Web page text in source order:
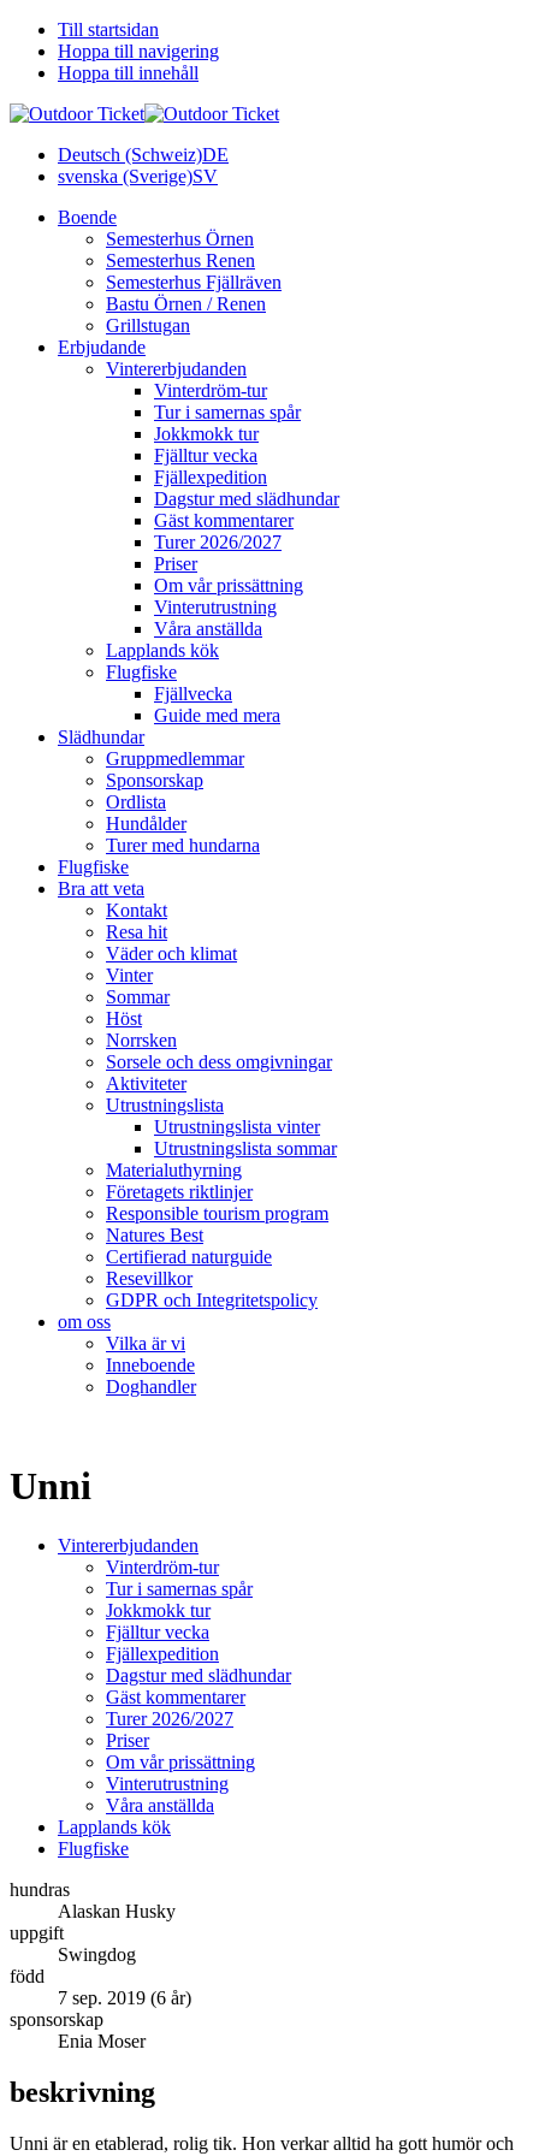
Till startsidan
Hoppa till navigering
Hoppa till innehåll
Deutsch (Schweiz)DE
svenska (Sverige)SV
Boende
Semesterhus Örnen
Semesterhus Renen
Semesterhus Fjällräven
Bastu Örnen / Renen
Grillstugan
Erbjudande
Vintererbjudanden
Vinterdröm-tur
Tur i samernas spår
Jokkmokk tur
Fjälltur vecka
Fjällexpedition
Dagstur med slädhundar
Gäst kommentarer
Turer 2026/2027
Priser
Om vår prissättning
Vinterutrustning
Våra anställda
Lapplands kök
Flugfiske
Fjällvecka
Guide med mera
Slädhundar
Gruppmedlemmar
Sponsorskap
Ordlista
Hundålder
Turer med hundarna
Flugfiske
Bra att veta
Kontakt
Resa hit
Väder och klimat
Vinter
Sommar
Höst
Norrsken
Sorsele och dess omgivningar
Aktiviteter
Utrustningslista
Utrustningslista vinter
Utrustningslista sommar
Materialuthyrning
Företagets riktlinjer
Responsible tourism program
Natures Best
Certifierad naturguide
Resevillkor
GDPR och Integritetspolicy
om oss
Vilka är vi
Inneboende
Doghandler
Unni
Vintererbjudanden
Vinterdröm-tur
Tur i samernas spår
Jokkmokk tur
Fjälltur vecka
Fjällexpedition
Dagstur med slädhundar
Gäst kommentarer
Turer 2026/2027
Priser
Om vår prissättning
Vinterutrustning
Våra anställda
Lapplands kök
Flugfiske
hundras
Alaskan Husky
uppgift
Swingdog
född
7 sep. 2019 (6 år)
sponsorskap
Enia Moser
beskrivning
Unni är en etablerad, rolig tik. Hon verkar alltid ha gott humör och